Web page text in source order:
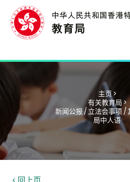
主页 >
有关教育局 >
新闻公报 / 立法会事项 /
局中人语